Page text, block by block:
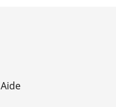
Aide